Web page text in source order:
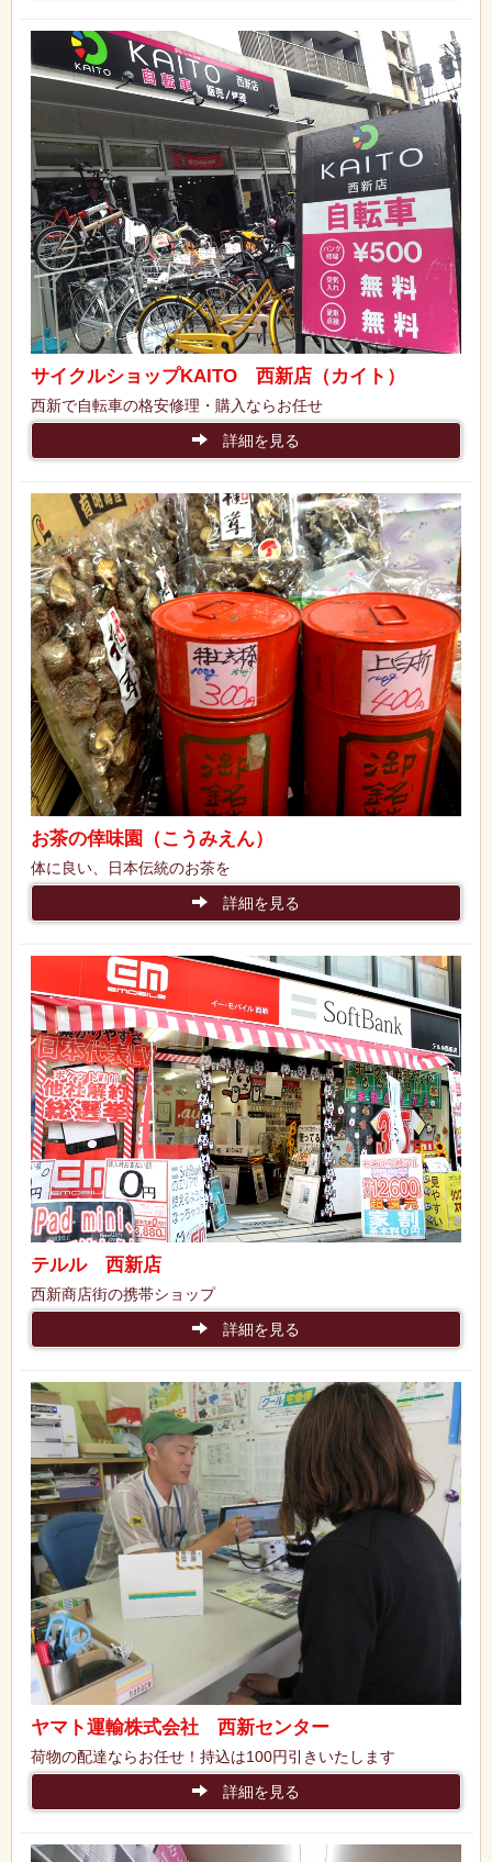
サイクルショップKAITO 西新店（カイト）
西新で自転車の格安修理・購入ならお任せ
詳細を見る
お茶の倖味園（こうみえん）
体に良い、日本伝統のお茶を
詳細を見る
テルル 西新店
西新商店街の携帯ショップ
詳細を見る
ヤマト運輸株式会社 西新センター
荷物の配達ならお任せ！持込は100円引きいたします
詳細を見る